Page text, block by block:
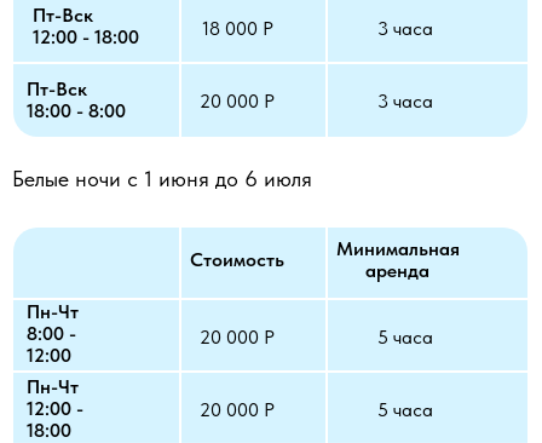
Белые ночи с 1 июня до 6 июля
Пт-Вск
12:00 - 18:00
Пт-Вск
18:00 - 8:00
18 000 Р
20 000 Р
3 часа
3 часа
Пн-Чт
8:00 -
12:00
20 000 Р
Стоимость
Пн-Чт
12:00 -
18:00
Минимальная
аренда
20 000 Р
5 часа
5 часа